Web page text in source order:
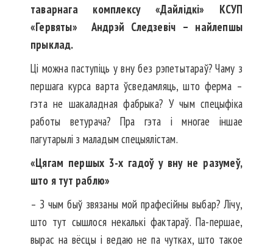
таварнага комплексу «Дайлідкі» КСУП
«Гервяты» Андрэй Следзевіч – найлепшы
прыклад.
Ці можна паступіць у вну без рэпетытараў? Чаму з
першага курса варта ўсведамляць, што ферма –
гэта не шакаладная фабрыка? У чым спецыфіка
работы вет­урача? Пра гэта і многае іншае
пагутарылі з маладым спецыялістам.
«Цягам першых 3-х гадоў у вну не разумеў,
што я тут раблю»
– З чым быў звязаны мой прафесійны выбар? Лічу,
што тут сышлося некалькі фактараў. Па-першае,
вырас на вёсцы і ведаю не па чутках, што такое